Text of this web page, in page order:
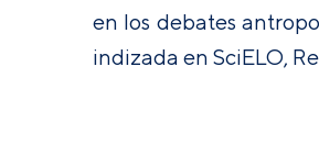
en los debates
indizada en SciELO,